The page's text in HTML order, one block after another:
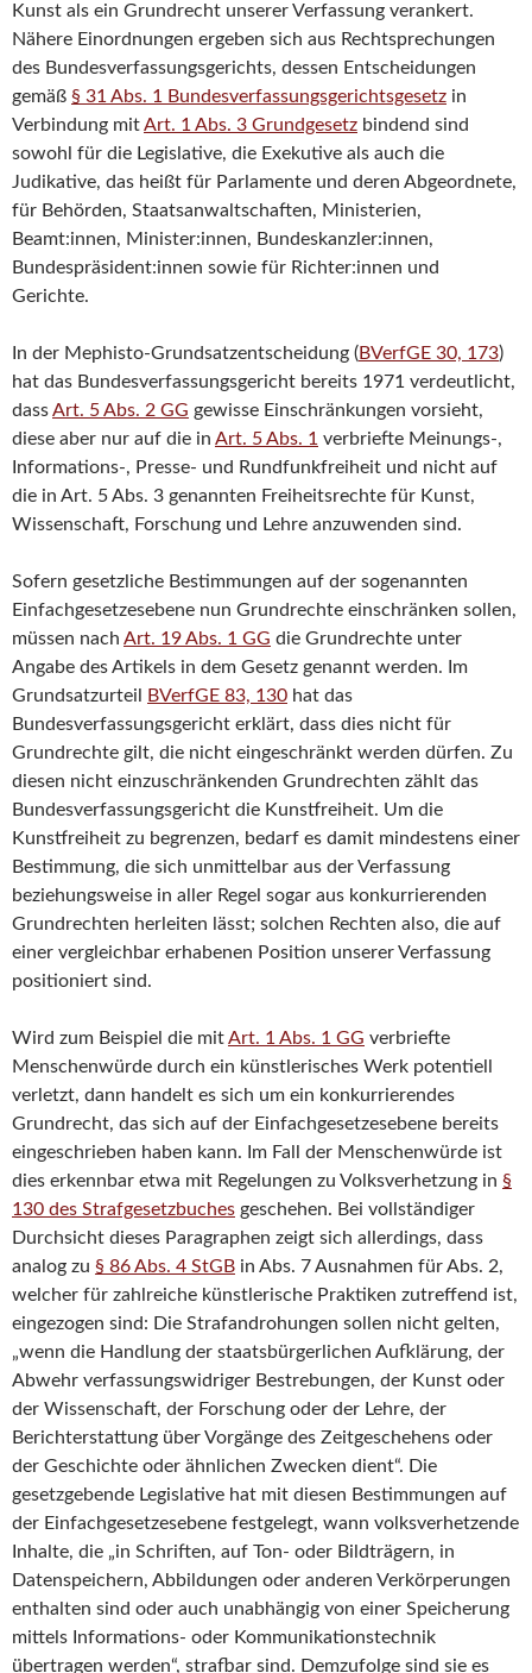
Kunst als ein Grundrecht unserer Verfassung verankert.
Nähere Einordnungen ergeben sich aus Rechtsprechungen
des Bundesverfassungsgerichts, dessen Entscheidungen
gemäß § 31 Abs. 1 Bundesverfassungsgerichtsgesetz in
Verbindung mitArt. 1 Abs. 3 Grundgesetz bindend sind
sowohl für die Legislative, die Exekutive als auch die
Judikative, das heißt für Parlamente und deren Abgeordnete,
für Behörden, Staatsanwaltschaften, Ministerien,
Beamt:innen, Minister:innen, Bundeskanzler:innen,
Bundespräsident:innen sowie für Richter:innen und
Gerichte.
In der Mephisto-Grundsatzentscheidung (BVerfGE 30, 173)
hat das Bundesverfassungsgericht bereits 1971 verdeutlicht,
dassArt. 5 Abs. 2 GG gewisse Einschränkungen vorsieht,
diese aber nur auf die in Art. 5 Abs. 1 verbriefte Meinungs-,
Informations-, Presse- und Rundfunkfreiheit und nicht auf
die in Art. 5 Abs. 3 genannten Freiheitsrechte für Kunst,
Wissenschaft, Forschung und Lehre anzuwenden sind.
Sofern gesetzliche Bestimmungen auf der sogenannten
Einfachgesetzesebene nun Grundrechte einschränken sollen,
müssen nach Art. 19 Abs. 1 GG die Grundrechte unter
Angabe des Artikels in dem Gesetz genannt werden. Im
Grundsatzurteil
BVerfGE 83, 130 hat das
Bundesverfassungsgericht erklärt, dass dies nicht für
Grundrechte gilt, die nicht eingeschränkt werden dürfen. Zu
diesen nicht einzuschränkenden Grundrechten zählt das
Bundesverfassungsgericht die Kunstfreiheit. Um die
Kunstfreiheit zu begrenzen, bedarf es damit mindestens einer
Bestimmung, die sich unmittelbar aus der Verfassung
beziehungsweise in aller Regel sogar aus konkurrierenden
Grundrechten herleiten lässt; solchen Rechten also, die auf
einer vergleichbar erhabenen Position unserer Verfassung
positioniert sind.
Wird zum Beispiel die mitArt. 1 Abs. 1 GG verbriefte
Menschenwürde durch ein künstlerisches Werk potentiell
verletzt, dann handelt es sich um ein konkurrierendes
Grundrecht, das sich auf der Einfachgesetzesebene bereits
eingeschrieben haben kann. Im Fall der Menschenwürde ist
dies erkennbar etwa mit Regelungen zu Volksverhetzung in §
130 des Strafgesetzbuches geschehen. Bei vollständiger
Durchsicht dieses Paragraphen zeigt sich allerdings, dass
analog zu § 86 Abs. 4 StGB in Abs. 7 Ausnahmen für Abs. 2,
welcher für zahlreiche künstlerische Praktiken zutreffend ist,
eingezogen sind: Die Strafandrohungen sollen nicht gelten,
„wenn die Handlung der staatsbürgerlichen Aufklärung, der
Abwehr verfassungswidriger Bestrebungen, der Kunst oder
der Wissenschaft, der Forschung oder der Lehre, der
Berichterstattung über Vorgänge des Zeitgeschehens oder
der Geschichte oder ähnlichen Zwecken dient“. Die
gesetzgebende Legislative hat mit diesen Bestimmungen auf
der Einfachgesetzesebene festgelegt, wann volksverhetzende
Inhalte, die „in Schriften, auf Ton- oder Bildträgern, in
Datenspeichern, Abbildungen oder anderen Verkörperungen
enthalten sind oder auch unabhängig von einer Speicherung
mittels Informations- oder Kommunikationstechnik
übertragen werden“, strafbar sind. Demzufolge sind sie es